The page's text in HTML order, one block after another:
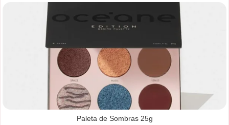
Paleta de Sombras 25g